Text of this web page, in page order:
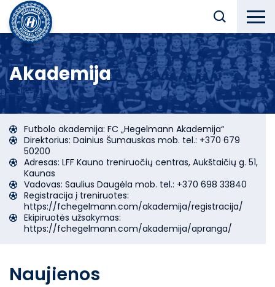
Akademija
Futbolo akademija: FC „Hegelmann Akademija“
Direktorius: Dainius Šumauskas mob. tel.: +370 679
50200
Adresas: LFF Kauno treniruočių centras, Aukštaičių g. 51,
Kaunas
Vadovas: Saulius Daugėla mob. tel.: +370 698 33840
Registracija į treniruotes:
https://fchegelmann.com/akademija/registracija/
Ekipiruotės užsakymas:
https://fchegelmann.com/akademija/apranga/
Naujienos